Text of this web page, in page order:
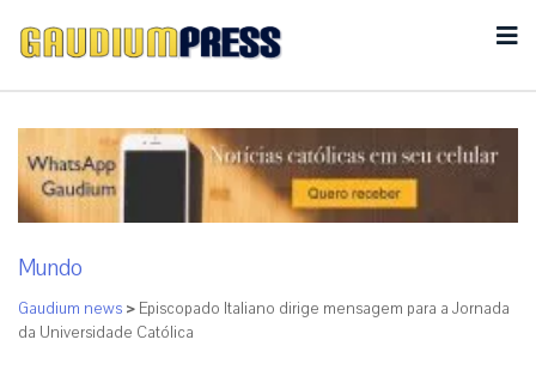
Mundo
Gaudium news > Episcopado Italiano dirige mensagem para a Jornada
da Universidade Católica